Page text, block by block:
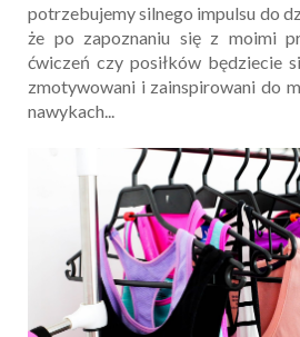
potrzebujemy silnego impulsu do
że po zapoznaniu się z moimi
ćwiczeń czy posiłków będziecie
zmotywowani i zainspirowani do
nawykach...